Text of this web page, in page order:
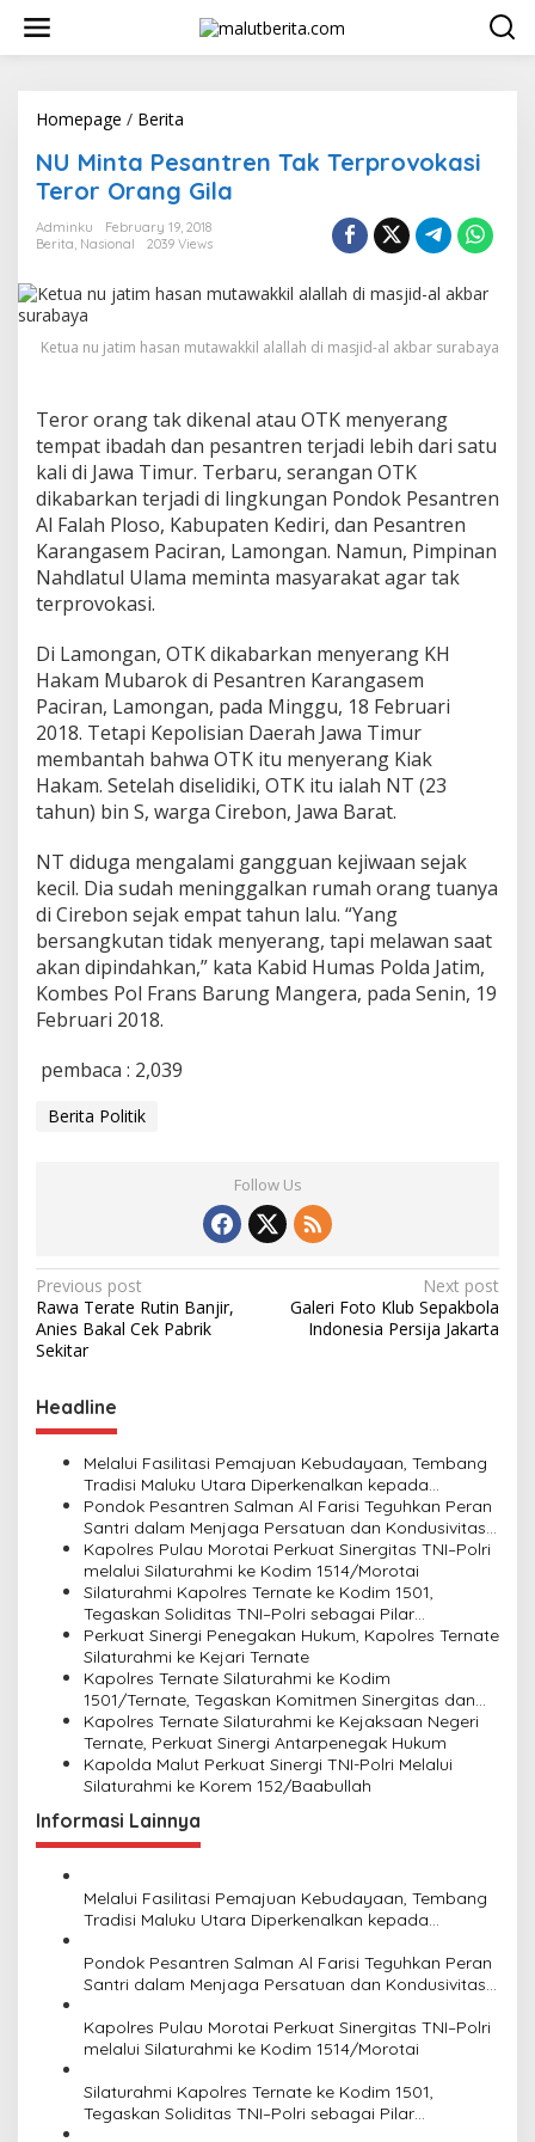
i
Homepage / Berita
M
n
t
a
e
n
e
n
T
a
k
T
e
r
p
v
o
k
a
s
i
T
e
r
r
O
r
a
n
g
G
NU Minta Pesantren Tak Terprovokasi
Teror Orang Gila
Adminku
February 19, 2018
Berita, Nasional 2039 Views
Ketua nu jatim hasan mutawakkil alallah di masjid-al akbar surabaya
Teror orang tak dikenal atau OTK menyerang
tempat ibadah dan pesantren terjadi lebih dari satu
kali di Jawa Timur. Terbaru, serangan OTK
dikabarkan terjadi di lingkungan Pondok Pesantren
Al Falah Ploso, Kabupaten Kediri, dan Pesantren
Karangasem Paciran, Lamongan. Namun, Pimpinan
Nahdlatul Ulama meminta masyarakat agar tak
terprovokasi.
Di Lamongan, OTK dikabarkan menyerang KH
Hakam Mubarok di Pesantren Karangasem
Paciran, Lamongan, pada Minggu, 18 Februari
2018. Tetapi Kepolisian Daerah Jawa Timur
membantah bahwa OTK itu menyerang Kiak
Hakam. Setelah diselidiki, OTK itu ialah NT (23
tahun) bin S, warga Cirebon, Jawa Barat.
NT diduga mengalami gangguan kejiwaan sejak
kecil. Dia sudah meninggalkan rumah orang tuanya
di Cirebon sejak empat tahun lalu. “Yang
bersangkutan tidak menyerang, tapi melawan saat
akan dipindahkan,” kata Kabid Humas Polda Jatim,
Kombes Pol Frans Barung Mangera, pada Senin, 19
Februari 2018.
pembaca : 2,039
Berita Politik
Follow Us
P
o
s
t
n
Previous post
Rawa Terate Rutin Banjir,
Anies Bakal Cek Pabrik
Sekitar
Next post
Galeri Foto Klub Sepakbola
Indonesia Persija Jakarta
Headline
Melalui Fasilitasi Pemajuan Kebudayaan, Tembang
Tradisi Maluku Utara Diperkenalkan kepada
Generasi Muda
Pondok Pesantren Salman Al Farisi Teguhkan Peran
Santri dalam Menjaga Persatuan dan Kondusivitas
Daerah
Kapolres Pulau Morotai Perkuat Sinergitas TNI–Polri
melalui Silaturahmi ke Kodim 1514/Morotai
Silaturahmi Kapolres Ternate ke Kodim 1501,
Tegaskan Soliditas TNI–Polri sebagai Pilar
Keamanan NKRI
Perkuat Sinergi Penegakan Hukum, Kapolres Ternate
Silaturahmi ke Kejari Ternate
Kapolres Ternate Silaturahmi ke Kodim
1501/Ternate, Tegaskan Komitmen Sinergitas dan
Soliditas TNI–Polri
Kapolres Ternate Silaturahmi ke Kejaksaan Negeri
Ternate, Perkuat Sinergi Antarpenegak Hukum
Kapolda Malut Perkuat Sinergi TNI-Polri Melalui
Silaturahmi ke Korem 152/Baabullah
Informasi Lainnya
Melalui Fasilitasi Pemajuan Kebudayaan, Tembang
Tradisi Maluku Utara Diperkenalkan kepada
Pondok Pesantren Salman Al Farisi Teguhkan Peran
Santri dalam Menjaga Persatuan dan Kondusivitas
Kapolres Pulau Morotai Perkuat Sinergitas TNI–Polri
melalui Silaturahmi ke Kodim 1514/Morotai
Silaturahmi Kapolres Ternate ke Kodim 1501,
Tegaskan Soliditas TNI–Polri sebagai Pilar